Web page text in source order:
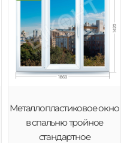
Металлопластиковое окно
в спальню тройное
стандартное